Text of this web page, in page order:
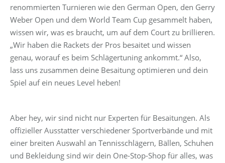
renommierten Turnieren wie den German Open, den Gerry
Weber Open und dem World Team Cup gesammelt haben,
wissen wir, was es braucht, um auf dem Court zu brillieren.
„Wir haben die Rackets der Pros besaitet und wissen
genau, worauf es beim Schlägertuning ankommt.“ Also,
lass uns zusammen deine Besaitung optimieren und dein
Spiel auf ein neues Level heben!
Aber hey, wir sind nicht nur Experten für Besaitungen. Als
offizieller Ausstatter verschiedener Sportverbände und mit
einer breiten Auswahl an Tennisschlägern, Bällen, Schuhen
und Bekleidung sind wir dein One-Stop-Shop für alles, was